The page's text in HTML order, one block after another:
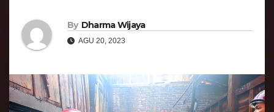
By Dharma Wijaya
AGU 20, 2023